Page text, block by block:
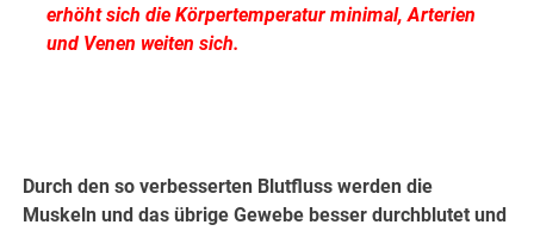
erhöht sich die Körpertemperatur minimal, Arterien
und Venen weiten sich.
Durch den so verbesserten Blutfluss werden die
Muskeln und das übrige Gewebe besser durchblutet und